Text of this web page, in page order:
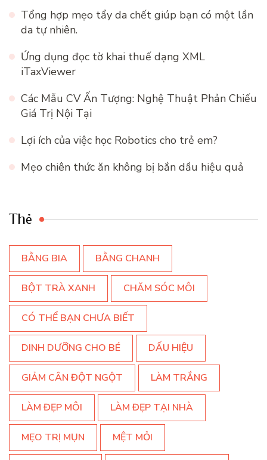
Tổng hợp mẹo tẩy da chết giúp bạn có một lần
da tự nhiên.
Ứng dụng đọc tờ khai thuế dạng XML
iTaxViewer
Các Mẫu CV Ấn Tượng: Nghệ Thuật Phản Chiếu
Giá Trị Nội Tại
Lợi ích của việc học Robotics cho trẻ em?
Mẹo chiên thức ăn không bị bắn dầu hiệu quả
Thẻ
BẰNG BIA BẰNG CHANH
BỘT TRÀ XANH CHĂM SÓC MÔI
CÓ THỂ BẠN CHƯA BIẾT
DINH DƯỠNG CHO BÉ DẤU HIỆU
GIẢM CÂN ĐỘT NGỘT LÀM TRẮNG
LÀM ĐẸP MÔI LÀM ĐẸP TẠI NHÀ
MẸO TRỊ MỤN MỆT MỎI